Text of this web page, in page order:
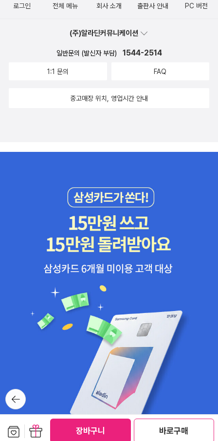
장바구니 바로구매
뒤로가
기
로그인 전체 메뉴 회사 소개 출판사 안내 PC 버전
(주)알라딘커뮤니케이션
일반문의 (발신자 부담) 1544-2514
1:1 문의 FAQ
중고매장 위치, 영업시간 안내